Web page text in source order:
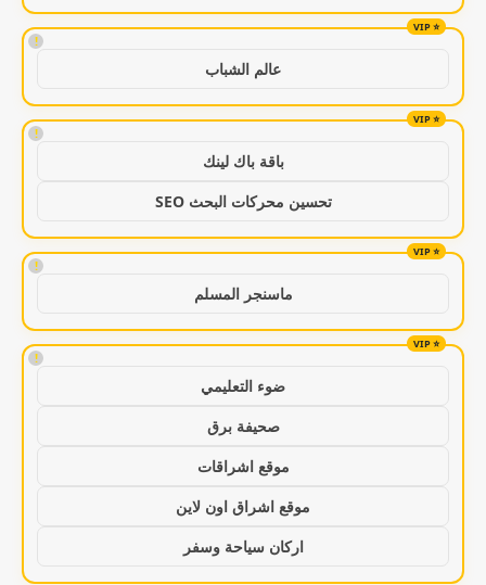
!
عالم الشباب
!
باقة باك لينك
تحسين محركات البحث SEO
!
ماسنجر المسلم
!
ضوء التعليمي
صحيفة برق
موقع اشراقات
موقع اشراق اون لاين
اركان سياحة وسفر